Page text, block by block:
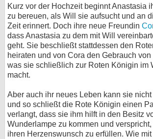
Kurz vor der Hochzeit beginnt Anastasia
zu bereuen, als Will sie aufsucht und an
Zeit erinnert. Doch ihre neue Freundin
dass Anastasia zu dem mit Will
geht. Sie beschließt stattdessen den
heiraten und von Cora den Gebrauch
was sie schließlich zur Roten Königin im
macht.
Aber auch ihr neues Leben kann sie
und so schließt die Rote Königin einen
verlangt, dass sie ihm hilft in den Besitz
Wunderlampe zu kommen und
ihren Herzenswunsch zu erfüllen. Wie mit